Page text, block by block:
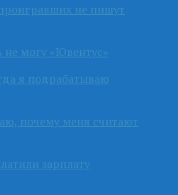
не пишут
не могу «Ювентус»
я подрабатываю
почему меня считают
зарплату